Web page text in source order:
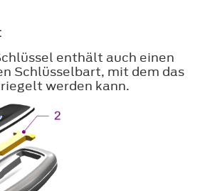
enthält auch einen
Schlüsselbart, mit dem das
werden kann.